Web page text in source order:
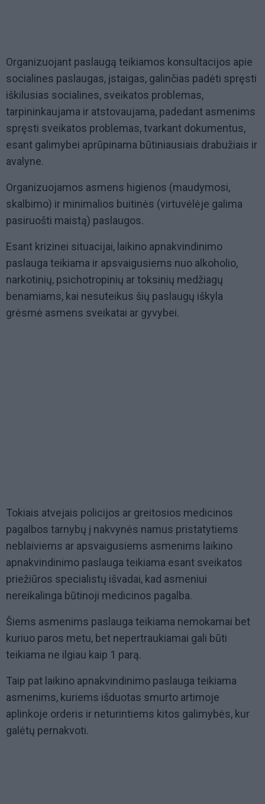
Organizuojant paslaugą teikiamos konsultacijos apie
socialines paslaugas, įstaigas, galinčias padėti spręsti
iškilusias socialines, sveikatos problemas,
tarpininkaujama ir atstovaujama, padedant asmenims
spręsti sveikatos problemas, tvarkant dokumentus,
esant galimybei aprūpinama būtiniausiais drabužiais ir
avalyne.
Organizuojamos asmens higienos (maudymosi,
skalbimo) ir minimalios buitinės (virtuvėlėje galima
pasiruošti maistą) paslaugos.
Esant krizinei situacijai, laikino apnakvindinimo
paslauga teikiama ir apsvaigusiems nuo alkoholio,
narkotinių, psichotropinių ar toksinių medžiagų
benamiams, kai nesuteikus šių paslaugų iškyla
grėsmė asmens sveikatai ar gyvybei.
Tokiais atvejais policijos ar greitosios medicinos
pagalbos tarnybų į nakvynės namus pristatytiems
neblaiviems ar apsvaigusiems asmenims laikino
apnakvindinimo paslauga teikiama esant sveikatos
priežiūros specialistų išvadai, kad asmeniui
nereikalinga būtinoji medicinos pagalba.
Šiems asmenims paslauga teikiama nemokamai bet
kuriuo paros metu, bet nepertraukiamai gali būti
teikiama ne ilgiau kaip 1 parą.
Taip pat laikino apnakvindinimo paslauga teikiama
asmenims, kuriems išduotas smurto artimoje
aplinkoje orderis ir neturintiems kitos galimybės, kur
galėtų pernakvoti.